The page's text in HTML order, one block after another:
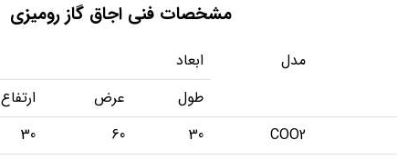
مشخصات فنی اجاق گاز رومیزی
مدل ابعاد
طول
عرض
ارتفاع
COO2
30
60
30